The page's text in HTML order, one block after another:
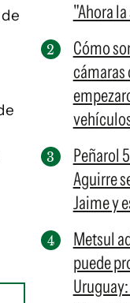
"Ahora
Cómo
cámaras
Peñarol
Aguirre
Jaime y
Metsul
puede